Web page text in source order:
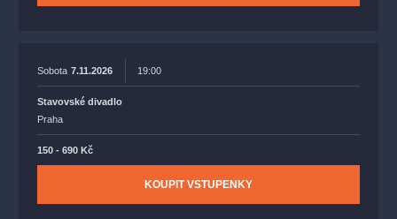
Sobota 7.11.2026 19:00
Stavovské divadlo
Praha
150 - 690 Kč
KOUPIT VSTUPENKY